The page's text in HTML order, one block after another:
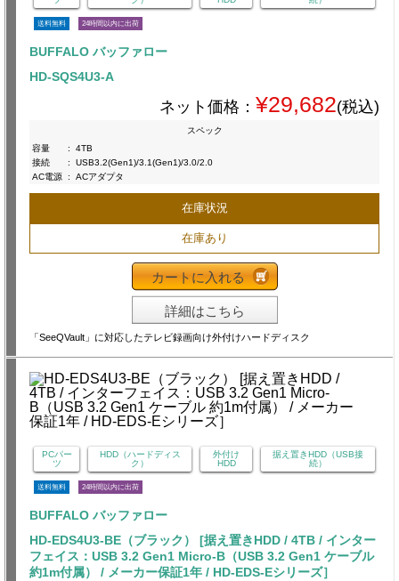
送料無料 24時間以内に出荷
BUFFALO バッファロー
HD-SQS4U3-A
ネット価格： ¥29,682(税込)
スペック
容量
:
4TB
接続
:
USB3.2(Gen1)/3.1(Gen1)/3.0/2.0
AC電源 : ACアダプタ
在庫状況
在庫あり
カートに入れる
詳細はこちら
「SeeQVault」に対応したテレビ録画向け外付けハードディスク
PCパー
ツ
HDD（ハードディス
ク）
外付け
HDD
据え置きHDD（USB接
続）
送料無料 24時間以内に出荷
BUFFALO バッファロー
HD-EDS4U3-BE（ブラック） [据え置きHDD / 4TB / インター
フェイス：USB 3.2 Gen1 Micro-B（USB 3.2 Gen1 ケーブル
約1m付属） / メーカー保証1年 / HD-EDS-Eシリーズ］